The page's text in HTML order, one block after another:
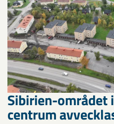
Sibirien-området
centrum